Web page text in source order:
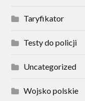
Taryfikator
Testy do policji
Uncategorized
Wojsko polskie